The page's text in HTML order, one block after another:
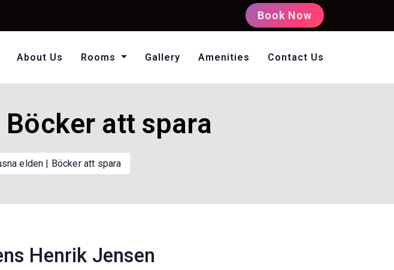
Book Now
About Us Rooms Gallery Amenities Contact Us
att spara
elden | Böcker att spara
Henrik Jensen